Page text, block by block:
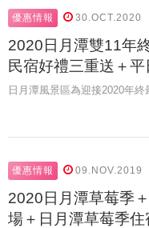
優惠情報 30.OCT.2020
2020日月潭雙11年
民宿好禮三重送＋
日月潭風景區為迎接2020年
優惠情報 09.NOV.2019
2020日月潭草莓季
場＋日月潭草莓季